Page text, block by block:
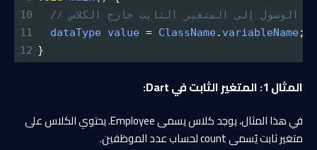
10
// الوصول إلى المتغير الثابت خارج الكلاس
11
dataType value = ClassName. variableName;
12 }
المثال 1: المتغير الثابت في Dart:
في هذا المثال، يوجد كلاس يسمى Employee. يحتوي الكلاس على
متغير ثابت يُسمى count لحساب عدد الموظفين.